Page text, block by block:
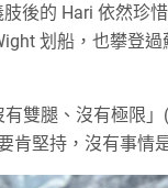
後的 Hari 依然珍
划船，也攀登過
雙腿、沒有極限」
肯堅持，沒有事情